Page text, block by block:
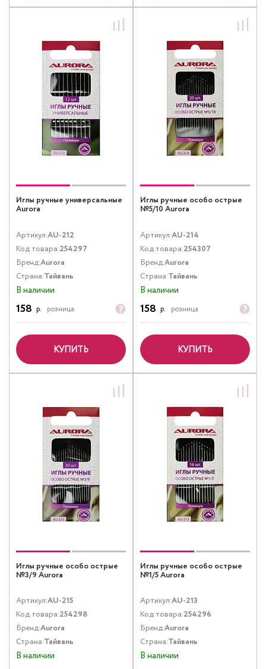
Иглы ручные универсальные
Aurora
Артикул:AU-212
Код товара:254297
Бренд:Aurora
Страна:Тайвань
В наличии
158 р. розница
КУПИТЬ
Иглы ручные особо острые
№5/10 Aurora
Артикул:AU-214
Код товара:254307
Бренд:Aurora
Страна:Тайвань
В наличии
158 р. розница
КУПИТЬ
Иглы ручные особо острые
№3/9 Aurora
Артикул:AU-215
Код товара:254298
Бренд:Aurora
Страна:Тайвань
В наличии
Иглы ручные особо острые
№1/5 Aurora
Артикул:AU-213
Код товара:254296
Бренд:Aurora
Страна:Тайвань
В наличии